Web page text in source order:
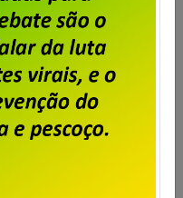
abre prazo
de
para
o ACT